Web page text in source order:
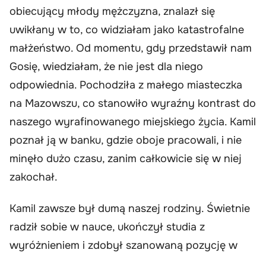
obiecujący młody mężczyzna, znalazł się
uwikłany w to, co widziałam jako katastrofalne
małżeństwo. Od momentu, gdy przedstawił nam
Gosię, wiedziałam, że nie jest dla niego
odpowiednia. Pochodziła z małego miasteczka
na Mazowszu, co stanowiło wyraźny kontrast do
naszego wyrafinowanego miejskiego życia. Kamil
poznał ją w banku, gdzie oboje pracowali, i nie
minęło dużo czasu, zanim całkowicie się w niej
zakochał.
Kamil zawsze był dumą naszej rodziny. Świetnie
radził sobie w nauce, ukończył studia z
wyróżnieniem i zdobył szanowaną pozycję w